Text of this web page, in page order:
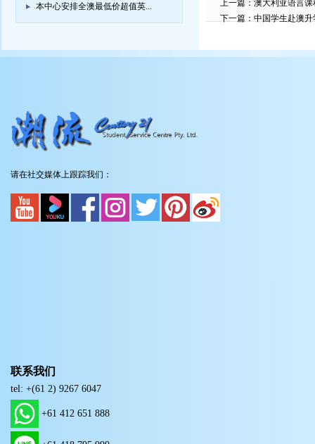
本中心安排全澳最低价超值英... 上一篇： 澳大利亚语言课
下一篇： 中国学生赴澳
请在社交媒体上跟踪我们：
联系我们
tel: +(61 2) 9267 6047
+61 412 651 888